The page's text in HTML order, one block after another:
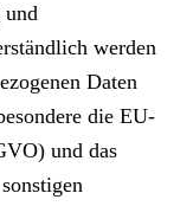
und
werden
Daten
die EU-
und das